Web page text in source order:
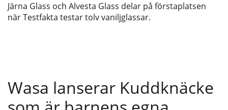
Järna Glass och Alvesta Glass delar på förstaplatsen
när Testfakta testar tolv vaniljglassar.
Wasa lanserar Kuddknäcke